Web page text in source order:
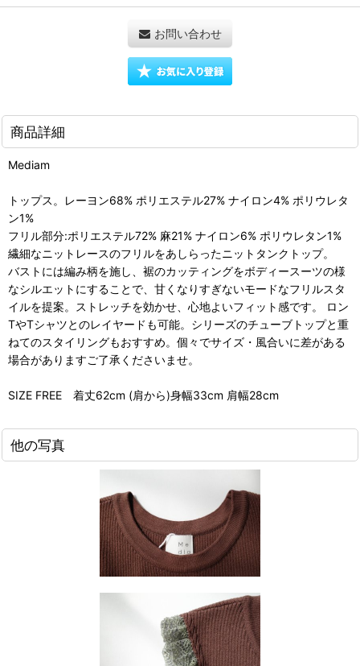
お問い合わせ
商品詳細
Mediam
トップス。レーヨン68% ポリエステル27% ナイロン4% ポリウレタ
ン1%
フリル部分:ポリエステル72% 麻21% ナイロン6% ポリウレタン1%
繊細なニットレースのフリルをあしらったニットタンクトップ。
バストには編み柄を施し、裾のカッティングをボディースーツの様
なシルエットにすることで、甘くなりすぎないモードなフリルスタ
イルを提案。ストレッチを効かせ、心地よいフィット感です。 ロン
TやTシャツとのレイヤードも可能。シリーズのチューブトップと重
ねてのスタイリングもおすすめ。個々でサイズ・風合いに差がある
場合がありますご了承くださいませ。
SIZE FREE 着丈62cm (肩から)身幅33cm 肩幅28cm
他の写真